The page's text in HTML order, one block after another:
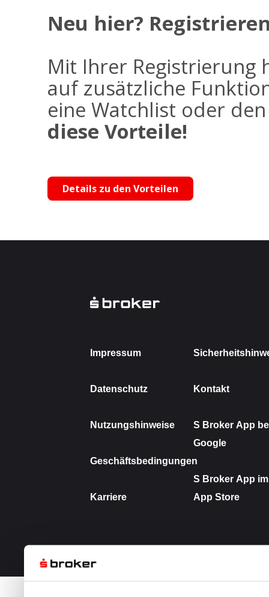
Neu hier?
Mit Ihrer Registrierung
auf zusätzliche
eine Watchlist oder
diese Vorteile!
Details zu den Vorteilen